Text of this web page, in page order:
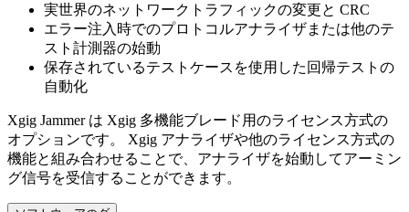
実世界のネットワークトラフィックの変更と CRC
エラー注入時でのプロトコルアナライザまたは他のテ
スト計測器の始動
保存されているテストケースを使用した回帰テストの
自動化
Xgig Jammer は Xgig 多機能ブレード用のライセンス方式の
オプションです。 Xgig アナライザや他のライセンス方式の
機能と組み合わせることで、アナライザを始動してアーミン
グ信号を受信することができます。